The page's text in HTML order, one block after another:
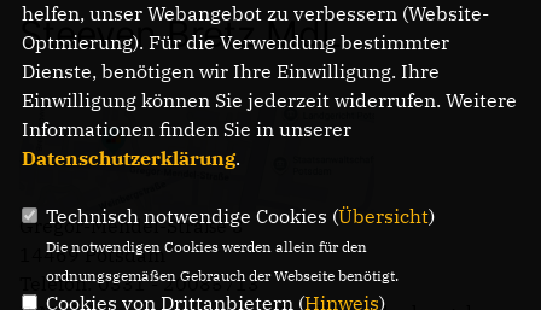
Steeven Bretz MdL
Gregor-Mendel-Straße 3
14469 Potsdam
Telefon: 0331 - 20085713
helfen, unser Webangebot zu verbessern (Website-
Optmierung). Für die Verwendung bestimmter
Dienste, benötigen wir Ihre Einwilligung. Ihre
Einwilligung können Sie jederzeit widerrufen. Weitere
Informationen finden Sie in unserer
Datenschutzerklärung.
Technisch notwendige Cookies (Übersicht)
Die notwendigen Cookies werden allein für den
ordnungsgemäßen Gebrauch der Webseite benötigt.
Cookies von Drittanbietern (Hinweis)